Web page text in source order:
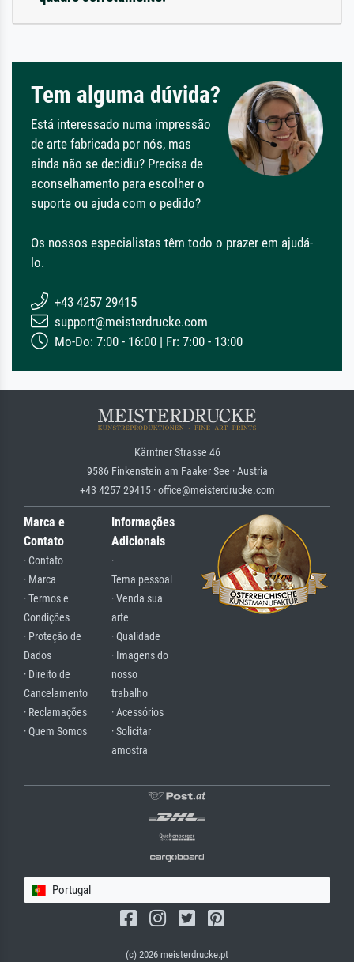
Tem alguma dúvida?
Está interessado numa impressão
de arte fabricada por nós, mas
ainda não se decidiu? Precisa de
aconselhamento para escolher o
suporte ou ajuda com o pedido?
Os nossos especialistas têm todo o prazer em ajudá-
lo.
+43 4257 29415
support@meisterdrucke.com
Mo-Do: 7:00 - 16:00 | Fr: 7:00 - 13:00
Kärntner Strasse 46
9586 Finkenstein am Faaker See · Austria
+43 4257 29415 · office@meisterdrucke.com
Marca e
Contato
· Contato
· Marca
· Termos e
Condições
· Proteção de
Dados
· Direito de
Cancelamento
· Reclamações
· Quem Somos
Informações
Adicionais
·
Tema pessoal
· Venda sua
arte
· Qualidade
· Imagens do
nosso
trabalho
· Acessórios
· Solicitar
amostra
Portugal
(c) 2026 meisterdrucke.pt